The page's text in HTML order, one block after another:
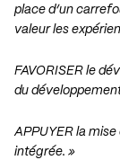
place d’un
valeur les
FAVORISER le
du
APPUYER la
intégrée. »